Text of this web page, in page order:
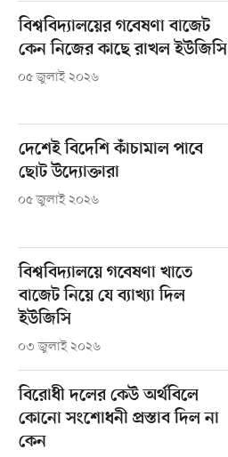
বিশ্ববিদ্যালয়ের গবেষণা বাজেট
কেন নিজের কাছে রাখল ইউজিসি
০৫ জুলাই ২০২৬
দেশেই বিদেশি কাঁচামাল পাবে
ছোট উদ্যোক্তারা
০৫ জুলাই ২০২৬
বিশ্ববিদ্যালয়ে গবেষণা খাতে
বাজেট নিয়ে যে ব্যাখ্যা দিল
ইউজিসি
০৩ জুলাই ২০২৬
বিরোধী দলের কেউ অর্থবিলে
কোনো সংশোধনী প্রস্তাব দিল না
কেন